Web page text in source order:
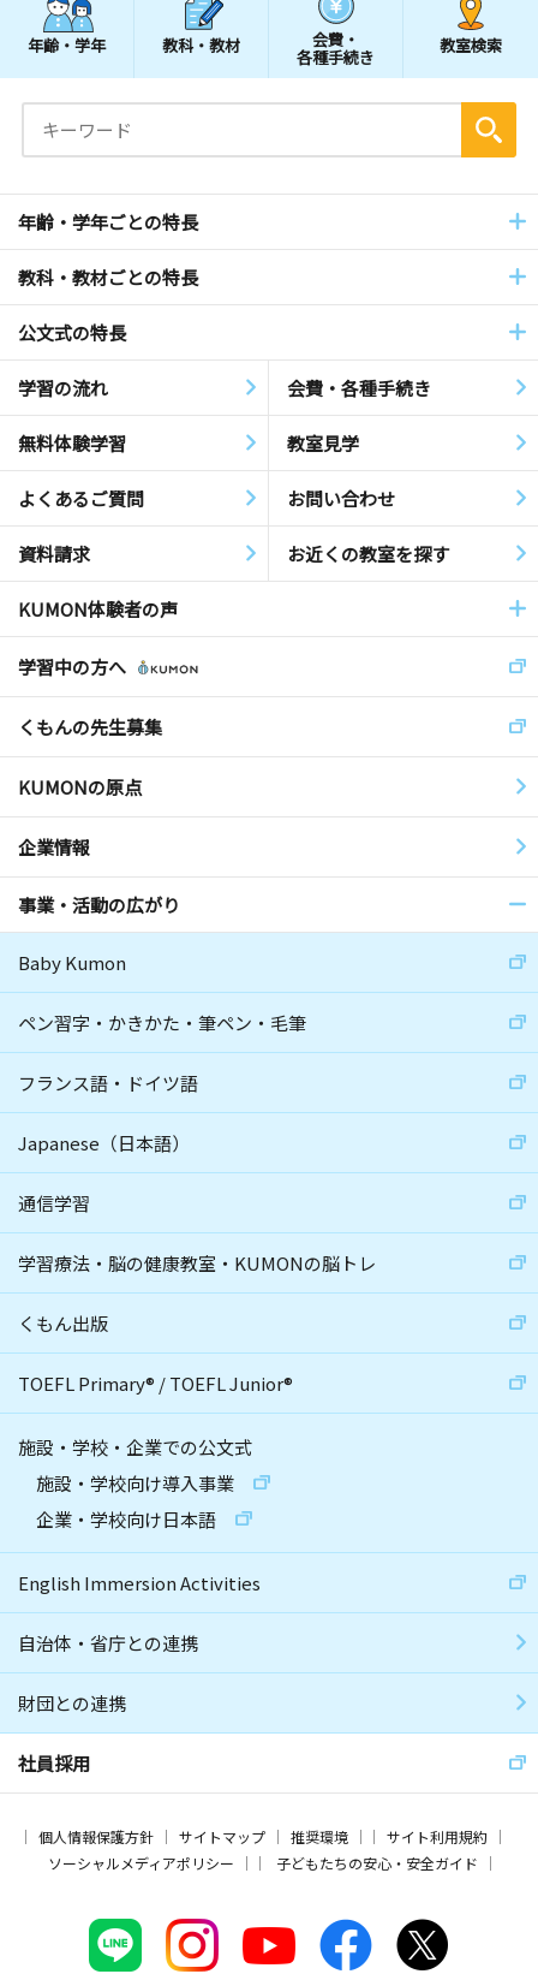
年齢・学年 教科・教材 会費・
各種手続き
教室検索
年齢・学年ごとの特長
教科・教材ごとの特長
公文式の特長
学習の流れ 会費・各種手続き
無料体験学習 教室見学
よくあるご質問 お問い合わせ
資料請求 お近くの教室を探す
KUMON体験者の声
学習中の方へ
くもんの先生募集
KUMONの原点
企業情報
事業・活動の広がり
Baby Kumon
ペン習字・かきかた・筆ペン・毛筆
フランス語・ドイツ語
Japanese（日本語）
通信学習
学習療法・脳の健康教室・KUMONの脳トレ
くもん出版
TOEFL Primary® /TOEFL Junior®
施設・学校・企業での公文式
施設・学校向け導入事業
企業・学校向け日本語
English Immersion Activities
自治体・省庁との連携
財団との連携
社員採用
個人情報保護方針 サイトマップ 推奨環境
サイト利用規約
ソーシャルメディアポリシー
子どもたちの安心・安全ガイド